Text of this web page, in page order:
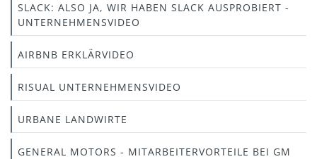
SLACK: ALSO JA, WIR HABEN SLACK AUSPROBIERT -
UNTERNEHMENSVIDEO
AIRBNB ERKLÄRVIDEO
RISUAL UNTERNEHMENSVIDEO
URBANE LANDWIRTE
GENERAL MOTORS - MITARBEITERVORTEILE BEI GM